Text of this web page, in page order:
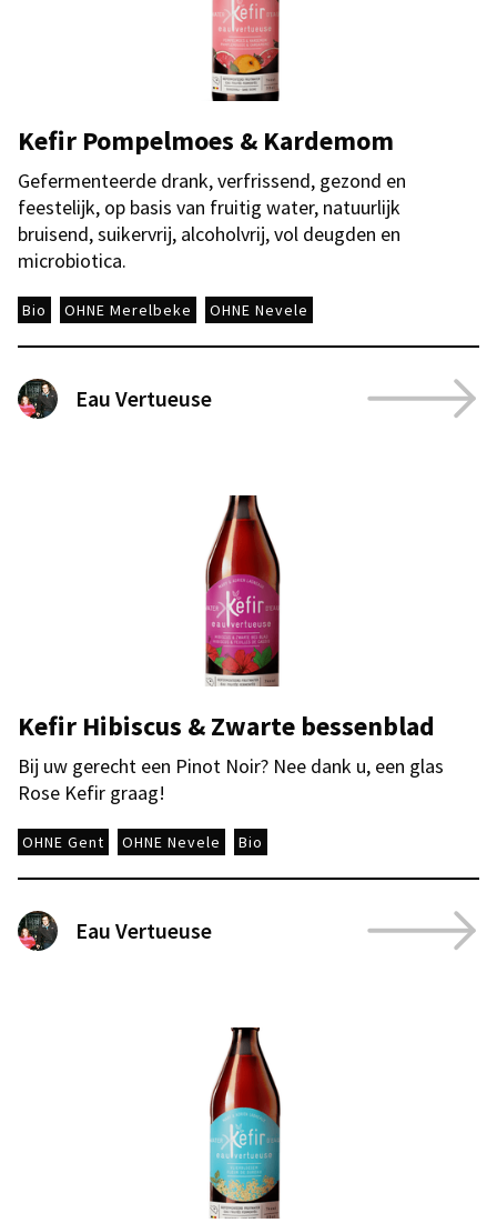
Kefir Pompelmoes & Kardemom
Gefermenteerde drank, verfrissend, gezond en
feestelijk, op basis van fruitig water, natuurlijk
bruisend, suikervrij, alcoholvrij, vol deugden en
microbiotica.
Bio OHNE Merelbeke OHNE Nevele
Eau Vertueuse
Kefir Hibiscus & Zwarte bessenblad
Bij uw gerecht een Pinot Noir? Nee dank u, een glas
Rose Kefir graag!
OHNE Gent OHNE Nevele Bio
Eau Vertueuse